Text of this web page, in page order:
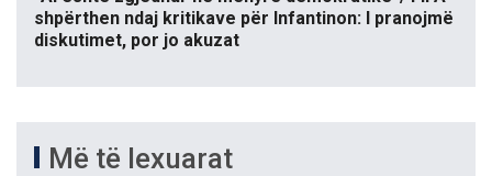
shpërthen ndaj kritikave për Infantinon: I pranojmë
diskutimet, por jo akuzat
Më të lexuarat